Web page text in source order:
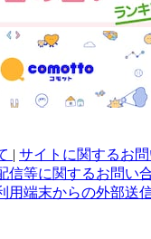
| サイトに関するお
信等に関するお問い
用端末からの外部送